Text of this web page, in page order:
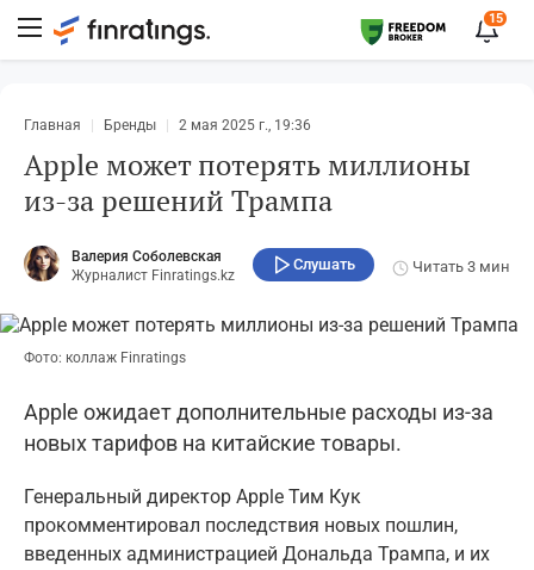
15
Главная Бренды 2 мая 2025 г., 19:36
Apple может потерять миллионы
из-за решений Трампа
Валерия Соболевская
Журналист Finratings.kz
Слушать Читать 3 мин
Фото: коллаж Finratings
Apple ожидает дополнительные расходы из-за
новых тарифов на китайские товары.
Генеральный директор Apple Тим Кук
прокомментировал последствия новых пошлин,
введенных администрацией Дональда Трампа, и их